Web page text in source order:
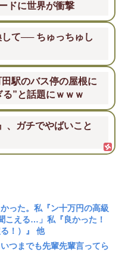
ドに世界が衝撃
て── ちゅっちゅし
駅のバス停の屋根に
”と話題にｗｗｗ
、ガチでやばいこと
った。私『ン十万円の高級
こえる…」私『良かった！
！）』 他
つまでも先輩先輩言ってら